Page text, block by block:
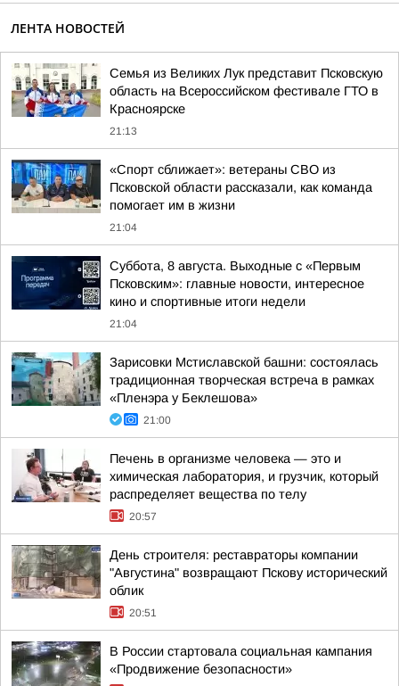
ЛЕНТА НОВОСТЕЙ
Семья из Великих Лук представит Псковскую
область на Всероссийском фестивале ГТО в
Красноярске
21:13
«Спорт сближает»: ветераны СВО из
Псковской области рассказали, как команда
помогает им в жизни
21:04
Суббота, 8 августа. Выходные с «Первым
Псковским»: главные новости, интересное
кино и спортивные итоги недели
21:04
Зарисовки Мстиславской башни: состоялась
традиционная творческая встреча в рамках
«Пленэра у Беклешова»
21:00
Печень в организме человека — это и
химическая лаборатория, и грузчик, который
распределяет вещества по телу
20:57
День строителя: реставраторы компании
"Августина" возвращают Пскову исторический
облик
20:51
В России стартовала социальная кампания
«Продвижение безопасности»